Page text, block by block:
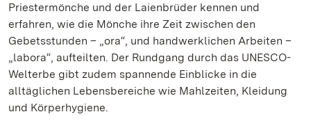
Priestermönche und der Laienbrüder kennen und
erfahren, wie die Mönche ihre Zeit zwischen den
Gebetsstunden – „ora“, und handwerklichen Arbeiten –
„labora“, aufteilten. Der Rundgang durch das UNESCO-
Welterbe gibt zudem spannende Einblicke in die
alltäglichen Lebensbereiche wie Mahlzeiten, Kleidung
und Körperhygiene.